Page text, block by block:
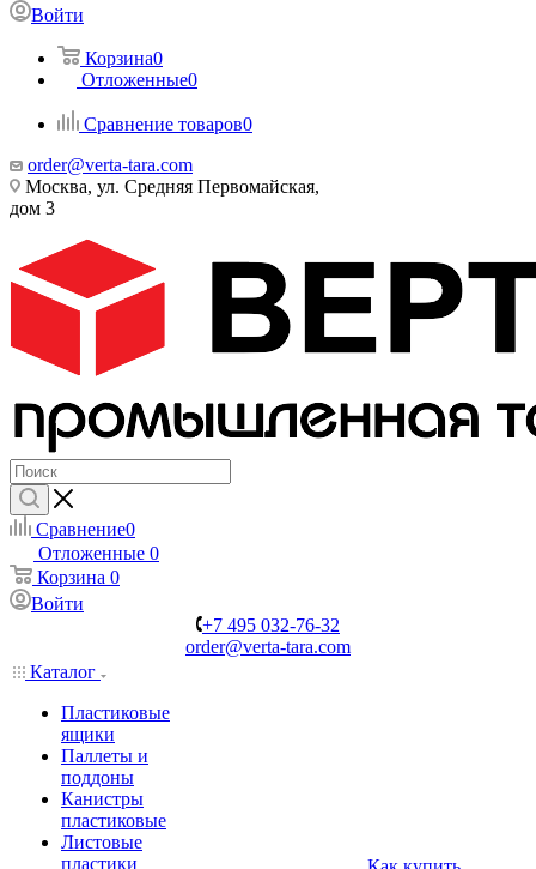
Войти
Корзина0
Отложенные0
Сравнение товаров0
order@verta-tara.com
Москва, ул. Средняя Первомайская,
дом 3
Сравнение0
Отложенные 0
Корзина 0
Войти
+7 495 032-76-32
order@verta-tara.com
Каталог
Пластиковые
ящики
Паллеты и
поддоны
Канистры
пластиковые
Листовые
пластики